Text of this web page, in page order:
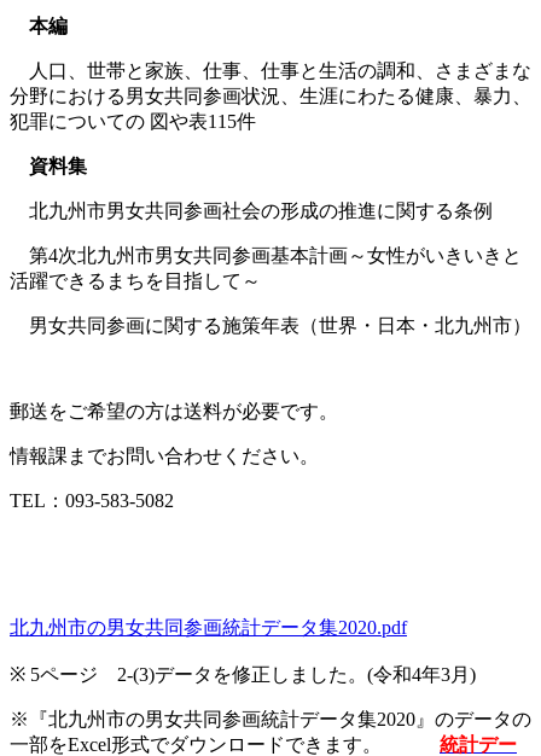
本編
人口、世帯と家族、仕事、仕事と生活の調和、さまざまな
分野における男女共同参画状況、生涯にわたる健康、暴力、
犯罪についての 図や表115件
資料集
北九州市男女共同参画社会の形成の推進に関する条例
第4次北九州市男女共同参画基本計画～女性がいきいきと
活躍できるまちを目指して～
男女共同参画に関する施策年表（世界・日本・北九州市）
郵送をご希望の方は送料が必要です。
情報課までお問い合わせください。
TEL：093‐583‐5082
北九州市の男女共同参画統計データ集2020.pdf
※ 5ページ 2-(3)データを修正しました。(令和4年3月)
※『北九州市の男女共同参画統計データ集2020』のデータの
一部をExcel形式でダウンロードできます。 統計デー